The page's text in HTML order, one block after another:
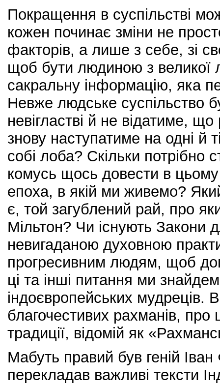
Покращення в суспільстві
кожен починає зміни не
факторів, а лише з себе, зі
щоб бути людиною з великої
сакральну інформацію, яка
Невже людське суспільство
невігластві й не відатиме,
знову наступатиме на одні й
собі лоба? Скільки потрібно
комусь щось довести в
епоха, в якій ми живемо?
є, той загублений рай, про
Мільтон? Чи існують
невигаданою духовною
прогресивним людям, щоб
ці та інші питання ми
індоєвропейських мудреців.
благочестивих рахманів, про
традиції, відомій як
Мабуть правий був геній
перекладав важливі тексти